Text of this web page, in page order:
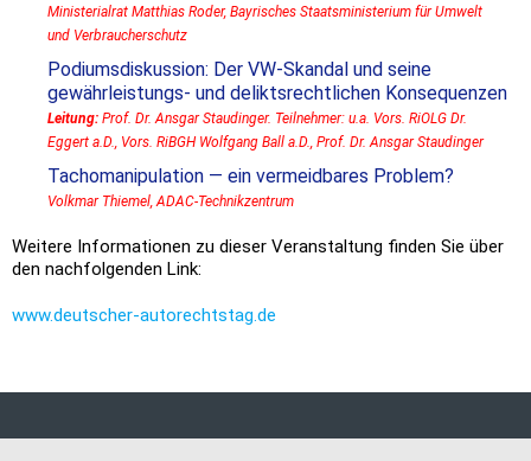
Ministerialrat Matthias Roder, Bayrisches Staatsministerium für Umwelt
und Verbraucherschutz
Podiumsdiskussion: Der VW-Skandal und seine
gewährleistungs- und deliktsrechtlichen Konsequenzen
Leitung: Prof. Dr. Ansgar Staudinger. Teilnehmer: u.a. Vors. RiOLG Dr.
Eggert a.D., Vors. RiBGH Wolfgang Ball a.D., Prof. Dr. Ansgar Staudinger
Tachomanipulation — ein vermeidbares Problem?
Volkmar Thiemel, ADAC-Technikzentrum
Weitere Informationen zu dieser Veranstaltung finden Sie über
den nachfolgenden Link:
www.deutscher-autorechtstag.de